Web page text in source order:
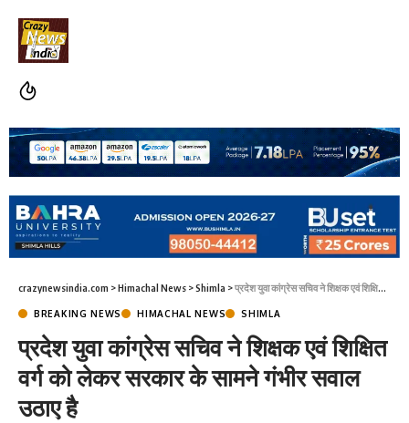
crazynewsindia.com >Himachal News >Shimla >प्रदेश युवा कांग्रेस सचिव ने शिक्षक एवं शिक्षित वर्ग को लेकर सरकार के सामने गंभीर सवाल उठाए है
BREAKING NEWS HIMACHAL NEWS SHIMLA
प्रदेश युवा कांग्रेस सचिव ने शिक्षक एवं शिक्षित
वर्ग को लेकर सरकार के सामने गंभीर सवाल
उठाए है